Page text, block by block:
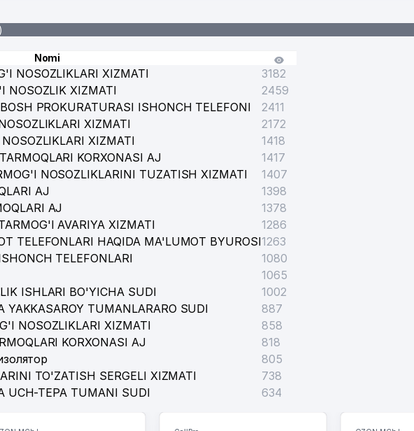
QK MChJ
MChJ
MUASSASASI
MUASSASASI
INSTITUTI
MChJ
Nomi
NOSOZLIKLARI XIZMATI
3182
NOSOZLIK XIZMATI
2459
PROKURATURASI ISHONCH TELEFONI
2411
XIZMATI
2172
XIZMATI
1418
KORXONASI AJ
1417
NOSOZLIKLARINI TUZATISH XIZMATI
1407
AJ
1398
AJ
1378
AVARIYA XIZMATI
1286
TELEFONLARI HAQIDA MA'LUMOT BYUROSI1263
TELEFONLARI
1080
1065
ISHLARI BO'YICHA SUDI
1002
YAKKASAROY TUMANLARARO SUDI
887
NOSOZLIKLARI XIZMATI
858
KORXONASI AJ
818
805
TO'ZATISH SERGELI XIZMATI
738
UCH-TEPA TUMANI SUDI 634